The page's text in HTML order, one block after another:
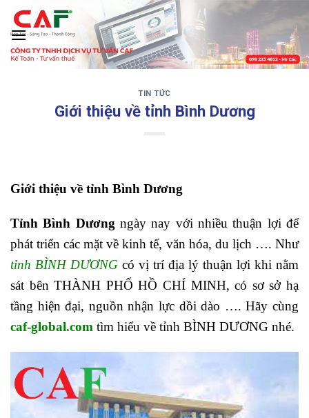
Skip
content
‹ ›
TIN TỨC
Giới thiệu về tỉnh Bình Dương
Giới thiệu về tỉnh Bình Dương
Tỉnh Bình Dươngngày nay với nhiều thuận lợi để
phát triển các mặt về kinh tế, văn hóa, du lịch …. Như
tỉnh BÌNH DƯƠNG có vị trí địa lý thuận lợi khi nằm
sát bên THÀNH PHỐ HỒ CHÍ MINH, có sơ sở hạ
tầng hiện đại, nguồn nhận lực dồi dào …. Hãy cùng
caf-global.com tìm hiểu về tỉnh BÌNH DƯƠNG nhé.